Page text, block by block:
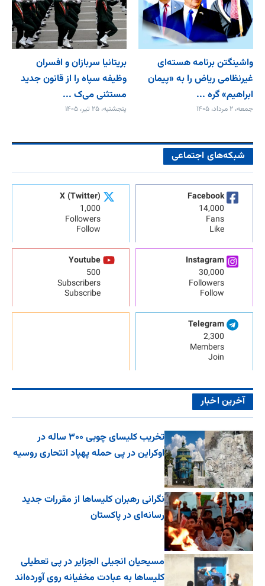
واشینگتن برنامه هسته‌ای
غیرنظامی ریاض را به «پیمان‌
ابراهیم» گره ...
جمعه، ۲ مرداد، ۱۴۰۵
بریتانیا سربازان و افسران
وظیفه سپاه را از قانون جدید
مستثنی می‌ک ...
پنجشنبه، ۲۵ تیر، ۱۴۰۵
شبکه‌های اجتماعی
Facebook
14,000
Fans
Like
X (Twitter)
1,000
Followers
Follow
Instagram
30,000
Followers
Follow
Youtube
500
Subscribers
Subscribe
Telegram
2,300
Members
Join
آخرین اخبار
تخریب کلیسای چوبی ۳۰۰ ساله در
اوکراین در پی حمله پهپاد انتحاری روسیه
نگرانی رهبران کلیساها از مقررات جدید
رسانه‌ای در پاکستان
مسیحیان انجیلی الجزایر در پی تعطیلی
کلیساها به عبادت مخفیانه روی آورده‌اند